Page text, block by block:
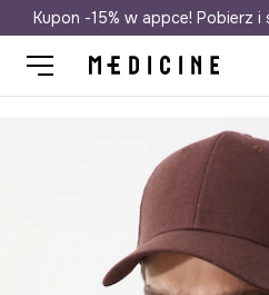
Darmowa
Kupon -15% w appce! Pobierz